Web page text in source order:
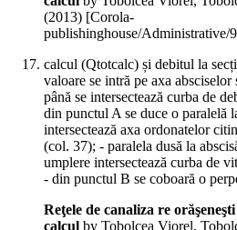
(2013) [Corola-
publishinghouse/Administrative/
calcul (Qtotcalc) și debitul la
valoare se intră pe axa
până se intersectează curba de
din punctul A se duce o paralelă
intersectează axa ordonatelor
(col. 37); - paralela dusă la
umplere intersectează curba de
- din punctul B se coboară o
Reţele de canaliza re
calcul by Tobolcea Viorel,